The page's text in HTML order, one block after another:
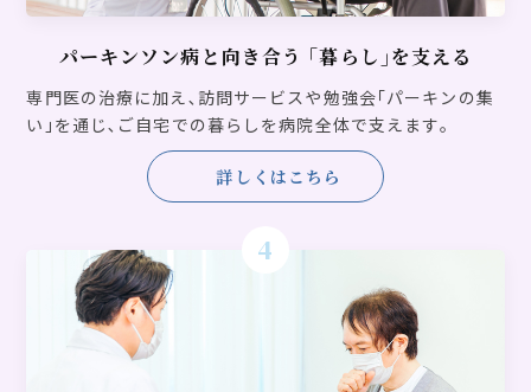
2023.10.27 お知らせ
研究に関する情報公開
2023.10.06 お知らせ
研究に関する情報公開
2023.06.06
パーキンソン病と向き合う ｢暮らし｣を支える
専門医の治療に加え､訪問サービスや勉強会｢パーキンの集
い｣を通じ､ご自宅での暮らしを病院全体で支えます｡
詳しくはこちら
4